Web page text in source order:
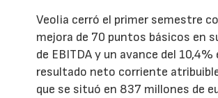
Veolia cerró el primer semestre
mejora de 70 puntos básicos en
de EBITDA y un avance del 10,4%
resultado neto corriente
que se situó en 837 millones de